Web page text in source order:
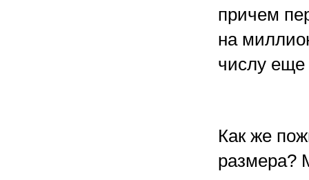
причем
на
числу еще
Как же
размера?